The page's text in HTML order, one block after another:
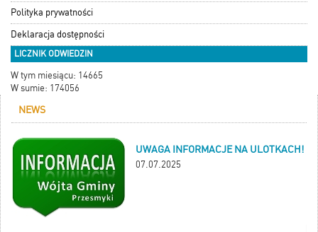
Polityka prywatności
Deklaracja dostępności
LICZNIK ODWIEDZIN
W tym miesiącu: 14665
W sumie: 174056
NEWS
UWAGA INFORMACJE NA ULOTKACH!
07.07.2025